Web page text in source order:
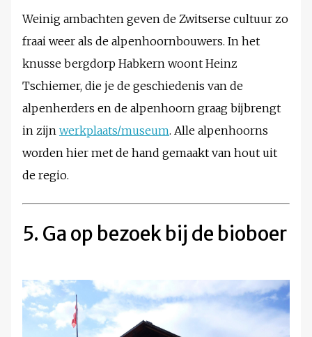
Weinig ambachten geven de Zwitserse cultuur zo
fraai weer als de alpenhoornbouwers. In het
knusse bergdorp Habkern woont Heinz
Tschiemer, die je de geschiedenis van de
alpenherders en de alpenhoorn graag bijbrengt
in zijn werkplaats/museum. Alle alpenhoorns
worden hier met de hand gemaakt van hout uit
de regio.
5. Ga op bezoek bij de bioboer